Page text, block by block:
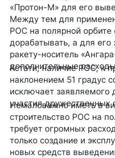
«Протон-М» для его
Между тем для
РОС на полярной орбите
дорабатывать, а для его
ракету-носитель
дополнительные
Кстати, наличие РОС, к
наклонением 51 градус
исключает заявляемого
участия дружественных
Немаловажно иметь в
строительство РОС на
требует огромных
только создание и
новых средств